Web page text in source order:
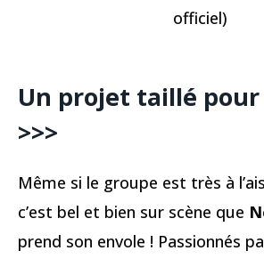
officiel)
Un projet taillé pour
>>>
Même si le groupe est très à
c’est bel et bien sur scène que
prend son envole ! Passionnés